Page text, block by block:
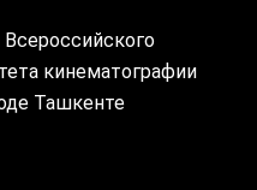
кинематографии
Ташкенте